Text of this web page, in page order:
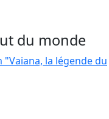
du monde
"Vaiana, la légende du